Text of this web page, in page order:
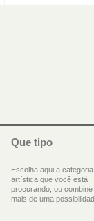
Que tipo
Escolha aqui a categoria
artística que você está
procurando, ou combine
mais de uma